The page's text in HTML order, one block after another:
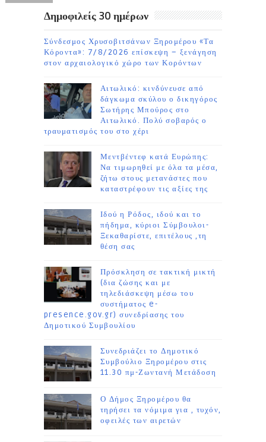
Δημοφιλείς 30 ημέρων
Σύνδεσμος Χρυσοβιτσάνων Ξηρομέρου «Τα
Κόροντα»: 7/8/2026 επίσκεψη – ξενάγηση
στον αρχαιολογικό χώρο των Κορόντων
Αιτωλικό: κινδύνευσε από
δάγκωμα σκύλου ο δικηγόρος
Σωτήρης Μπούρος στο
Αιτωλικό. Πολύ σοβαρός ο
τραυματισμός του στο χέρι
Μεντβέντεφ κατά Ευρώπης:
Να τιμωρηθεί με όλα τα μέσα,
ζήτω στους μετανάστες που
καταστρέφουν τις αξίες της
Ιδού η Ρόδος, ιδού και το
πήδημα, κύριοι Σύμβουλοι-
Ξεκαθαρίστε, επιτέλους ,τη
θέση σας
Πρόσκληση σε τακτική μικτή
(δια ζώσης και με
τηλεδιάσκεψη μέσω του
συστήματος e-
presence.gov.gr) συνεδρίασης του
Δημοτικού Συμβουλίου
Συνεδριάζει το Δημοτικό
Συμβούλιο Ξηρομέρου στις
11.30 πμ-Ζωντανή Μετάδοση
Ο Δήμος Ξηρομέρου θα
τηρήσει τα νόμιμα για , τυχόν,
οφειλές των αιρετών